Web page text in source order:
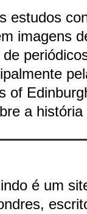
estudos
imagens
of
a
é um